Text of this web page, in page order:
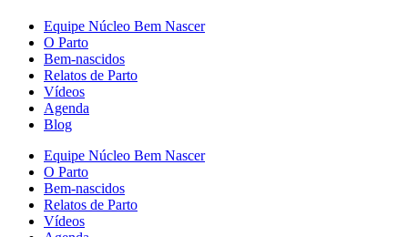
Equipe Núcleo Bem Nascer
O Parto
Bem-nascidos
Relatos de Parto
Vídeos
Agenda
Blog
Equipe Núcleo Bem Nascer
O Parto
Bem-nascidos
Relatos de Parto
Vídeos